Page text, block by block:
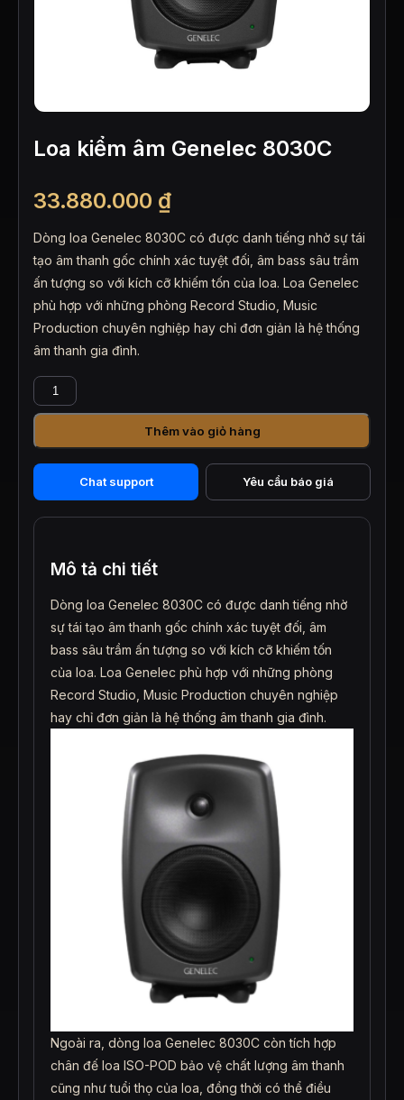
Loa kiểm âm Genelec 8030C
33.880.000 ₫
Dòng loa Genelec 8030C có được danh tiếng nhờ sự tái
tạo âm thanh gốc chính xác tuyệt đối, âm bass sâu trầm
ấn tượng so với kích cỡ khiếm tốn của loa. Loa Genelec
phù hợp với những phòng Record Studio, Music
Production chuyên nghiệp hay chỉ đơn giản là hệ thống
âm thanh gia đình.
Loa
kiểm
âm
8030C
số
Thêm vào giỏ hàng
Chat support Yêu cầu báo giá
Mô tả chi tiết
Dòng loa Genelec 8030C có được danh tiếng nhờ
sự tái tạo âm thanh gốc chính xác tuyệt đối, âm
bass sâu trầm ấn tượng so với kích cỡ khiếm tốn
của loa. Loa Genelec phù hợp với những phòng
Record Studio, Music Production chuyên nghiệp
hay chỉ đơn giản là hệ thống âm thanh gia đình.
Ngoài ra, dòng loa Genelec 8030C còn tích hợp
chân đế loa ISO-POD bảo vệ chất lượng âm thanh
cũng như tuổi thọ của loa, đồng thời có thể điều